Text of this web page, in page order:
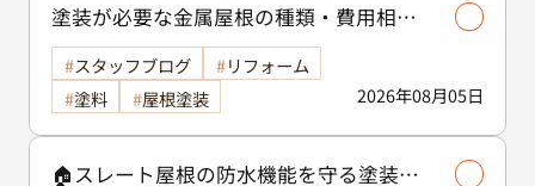
塗装が必要な金属屋根の種類・費用相場
等解説いたします🖊️
2026年08月05日
スタッフブログ
リフォーム
塗料
屋根塗装
🏠スレート屋根の防水機能を守る塗装の